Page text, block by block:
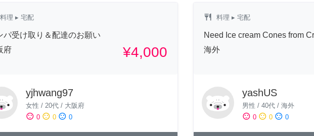
料理 ▸ 宅配
パ受け取り＆配達のお願い
府
¥4,000
yjhwang97
女性 / 20代 / 大阪府
sentiment_satisfied 0 sentiment_neutral 0 sentiment_dissatisfied 0
restaurant 料理 ▸ 宅配
Need Ice cream Cones from
海外
yashUS
男性 / 40代/ 海外
sentiment_satisfied 0 sentiment_neutral 0 sentiment_dissatisfied 0